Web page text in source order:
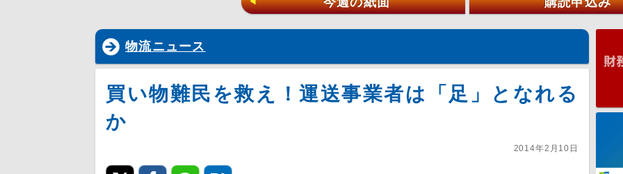
物流ニュース
買い物難民を救え！運送事業者は「足」となれる
か
2014年2月10日